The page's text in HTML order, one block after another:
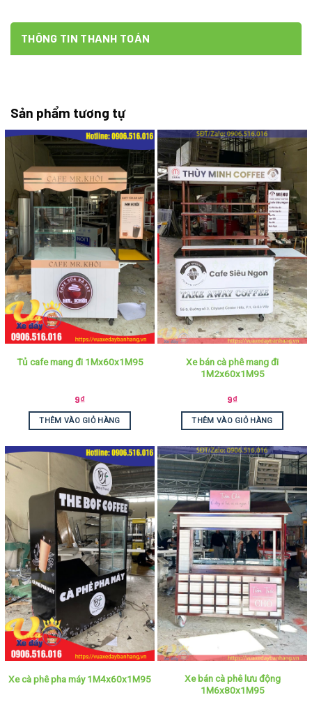
THÔNG TIN THANH TOÁN
Sản phẩm tương tự
Tủ cafe mang đi 1Mx60x1M95
9₫
THÊM VÀO GIỎ HÀNG
Xe bán cà phê mang đi
1M2x60x1M95
9₫
THÊM VÀO GIỎ HÀNG
Xe cà phê pha máy 1M4x60x1M95
Xe bán cà phê lưu động
1M6x80x1M95